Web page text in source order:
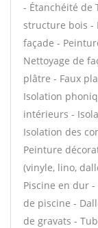
- Étanchéité de
structure bois -
façade -
Nettoyage de
plâtre - Faux
Isolation
intérieurs -
Isolation des
Peinture
(vinyle, lino,
Piscine en dur
de piscine -
de gravats -